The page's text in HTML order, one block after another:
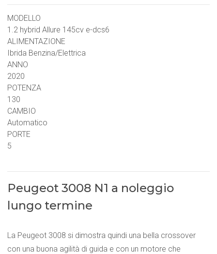
MODELLO
1.2 hybrid Allure 145cv e-dcs6
ALIMENTAZIONE
Ibrida Benzina/Elettrica
ANNO
2020
POTENZA
130
CAMBIO
Automatico
PORTE
5
Peugeot 3008 N1 a noleggio
lungo termine
La Peugeot 3008 si dimostra quindi una bella crossover
con una buona agilità di guida e con un motore che